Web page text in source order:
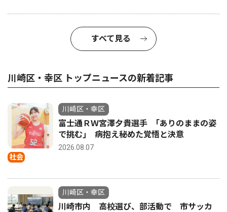
すべて見る
川崎区・幸区 トップニュースの新着記事
社会
川崎区・幸区
富士通ＲＷ宮澤夕貴選手 ｢ありのままの姿
で挑む｣ 病抱え秘めた覚悟と決意
2026.08.07
川崎区・幸区
川崎市内 高校選び、部活動で 市サッカ